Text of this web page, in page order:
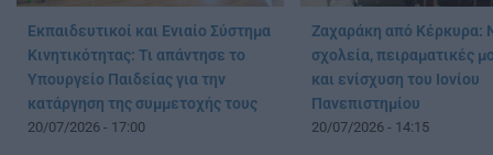
Εκπαιδευτικοί και Ενιαίο Σύστημα
Κινητικότητας: Τι απάντησε το
Υπουργείο Παιδείας για την
κατάργηση της συμμετοχής τους
20/07/2026 - 17:00
Ζαχαράκη από Κέρκυρα:
σχολεία, πειραματικές
και ενίσχυση του Ιονίου
Πανεπιστημίου
20/07/2026 - 14:15